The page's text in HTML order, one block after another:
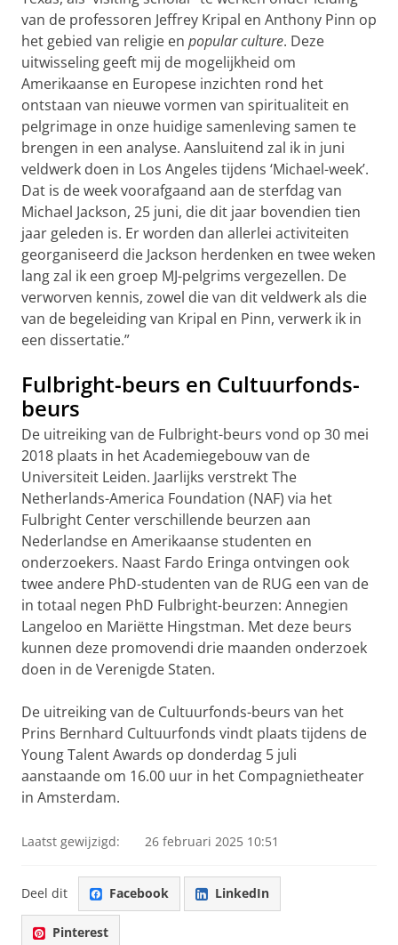
van de professoren Jeffrey Kripal en Anthony Pinn op
het gebied van religie en popular culture. Deze
uitwisseling geeft mij de mogelijkheid om
Amerikaanse en Europese inzichten rond het
ontstaan van nieuwe vormen van spiritualiteit en
pelgrimage in onze huidige samenleving samen te
brengen in een analyse. Aansluitend zal ik in juni
veldwerk doen in Los Angeles tijdens ‘Michael-week’.
Dat is de week voorafgaand aan de sterfdag van
Michael Jackson, 25 juni, die dit jaar bovendien tien
jaar geleden is. Er worden dan allerlei activiteiten
georganiseerd die Jackson herdenken en twee weken
lang zal ik een groep MJ-pelgrims vergezellen. De
verworven kennis, zowel die van dit veldwerk als die
van de begeleiding van Kripal en Pinn, verwerk ik in
een dissertatie.”
Fulbright-beurs en Cultuurfonds-
beurs
De uitreiking van de Fulbright-beurs vond op 30 mei
2018 plaats in het Academiegebouw van de
Universiteit Leiden. Jaarlijks verstrekt The
Netherlands-America Foundation (NAF) via het
Fulbright Center verschillende beurzen aan
Nederlandse en Amerikaanse studenten en
onderzoekers. Naast Fardo Eringa ontvingen ook
twee andere PhD-studenten van de RUG een van de
in totaal negen PhD Fulbright-beurzen: Annegien
Langeloo en Mariëtte Hingstman. Met deze beurs
kunnen deze promovendi drie maanden onderzoek
doen in de Verenigde Staten.
De uitreiking van de Cultuurfonds-beurs van het
Prins Bernhard Cultuurfonds vindt plaats tijdens de
Young Talent Awards op donderdag 5 juli
aanstaande om 16.00 uur in het Compagnietheater
in Amsterdam.
Laatst gewijzigd: 26 februari 2025 10:51
Deel dit Facebook LinkedIn
Pinterest